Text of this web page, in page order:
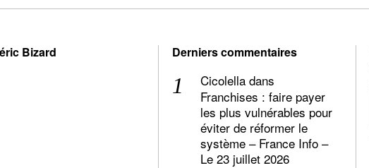
Bizard Derniers commentaires
Cicolella dans
Franchises : faire payer
les plus vulnérables pour
éviter de réformer le
système – France Info –
Le 23 juillet 2026